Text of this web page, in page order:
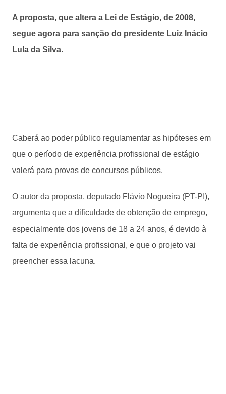
A proposta, que altera a Lei de Estágio, de 2008,
segue agora para sanção do presidente Luiz Inácio
Lula da Silva.
Caberá ao poder público regulamentar as hipóteses em
que o período de experiência profissional de estágio
valerá para provas de concursos públicos.
O autor da proposta, deputado Flávio Nogueira (PT-PI),
argumenta que a dificuldade de obtenção de emprego,
especialmente dos jovens de 18 a 24 anos, é devido à
falta de experiência profissional, e que o projeto vai
preencher essa lacuna.